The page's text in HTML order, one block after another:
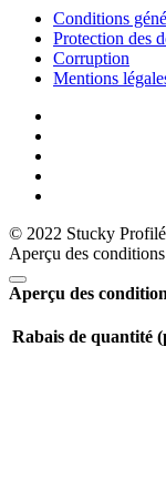
Conditions
Protection des
Corruption
Mentions
© 2022 Stucky
Aperçu des conditions
Aperçu des
Rabais de quantité